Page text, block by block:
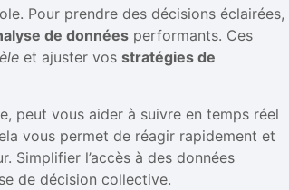
Pour prendre des décisions éclairées,
de données performants. Ces
et ajuster vos stratégies de
peut vous aider à suivre en temps réel
vous permet de réagir rapidement et
Simplifier l’accès à des données
de décision collective.